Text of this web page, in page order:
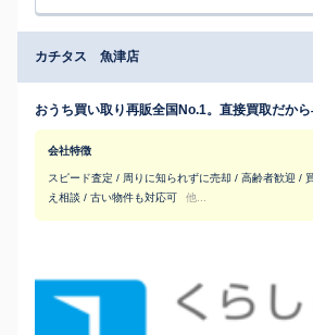
カチタス 魚津店
おうち買い取り再販全国No.1。直接買取だか
会社特徴
スピード査定 / 周りに知られずに売却 / 高齢者歓迎 /
え相談 / 古い物件も対応可
他...